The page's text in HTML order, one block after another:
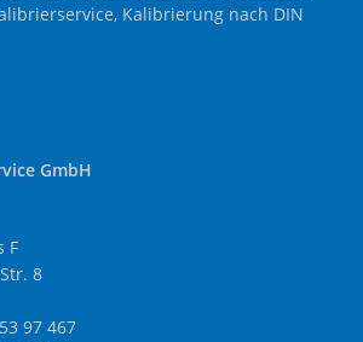
Kalibrierung nach DIN
GmbH
F
8
97 467